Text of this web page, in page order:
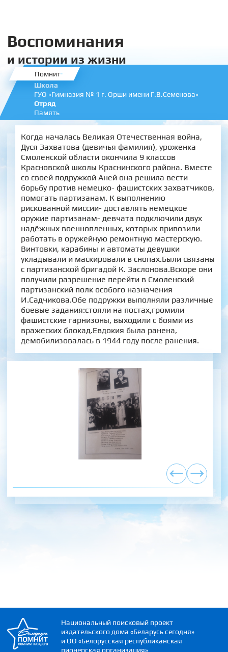
Воспоминания
и истории из жизни
Помнит
Школа
ГУО «Гимназия № 1 г. Орши имени Г.В.Семенова»
Отряд
Память
Когда началась Великая Отечественная война,
Дуся Захватова (девичья фамилия), уроженка
Смоленской области окончила 9 классов
Красновской школы Краснинского района. Вместе
со своей подружкой Аней она решила вести
борьбу против немецко- фашистских захватчиков,
помогать партизанам. К выполнению
рискованной миссии- доставлять немецкое
оружие партизанам- девчата подключили двух
надёжных военнопленных, которых привозили
работать в оружейную ремонтную мастерскую.
Винтовки, карабины и автоматы девушки
укладывали и маскировали в снопах.Были связаны
с партизанской бригадой К. Заслонова.Вскоре они
получили разрешение перейти в Смоленский
партизанский полк особого назначения
И.Садчикова.Обе подружки выполняли различные
боевые задания:стояли на постах,громили
фашистские гарнизоны, выходили с боями из
вражеских блокад.Евдокия была ранена,
демобилизовалась в 1944 году после ранения.
Национальный поисковый проект
издательского дома «Беларусь сегодня»
и ОО «Белорусская республиканская
пионерская организация»